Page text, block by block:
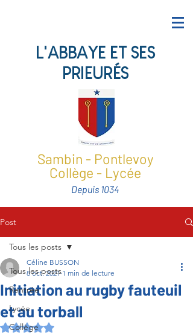
L'ABBAYE ET SES
PRIEURÉS
Sambin - Pontlevoy
Collège - Lycée
Depuis 1034
Post
Tous les posts
Rentrée
Lycée
Collège
Tous les posts
Initiation au rugby fauteuil
et au torball
Céline BUSSON
8 oct. 2021 1 min de lecture
Noté NaN étoiles sur 5.